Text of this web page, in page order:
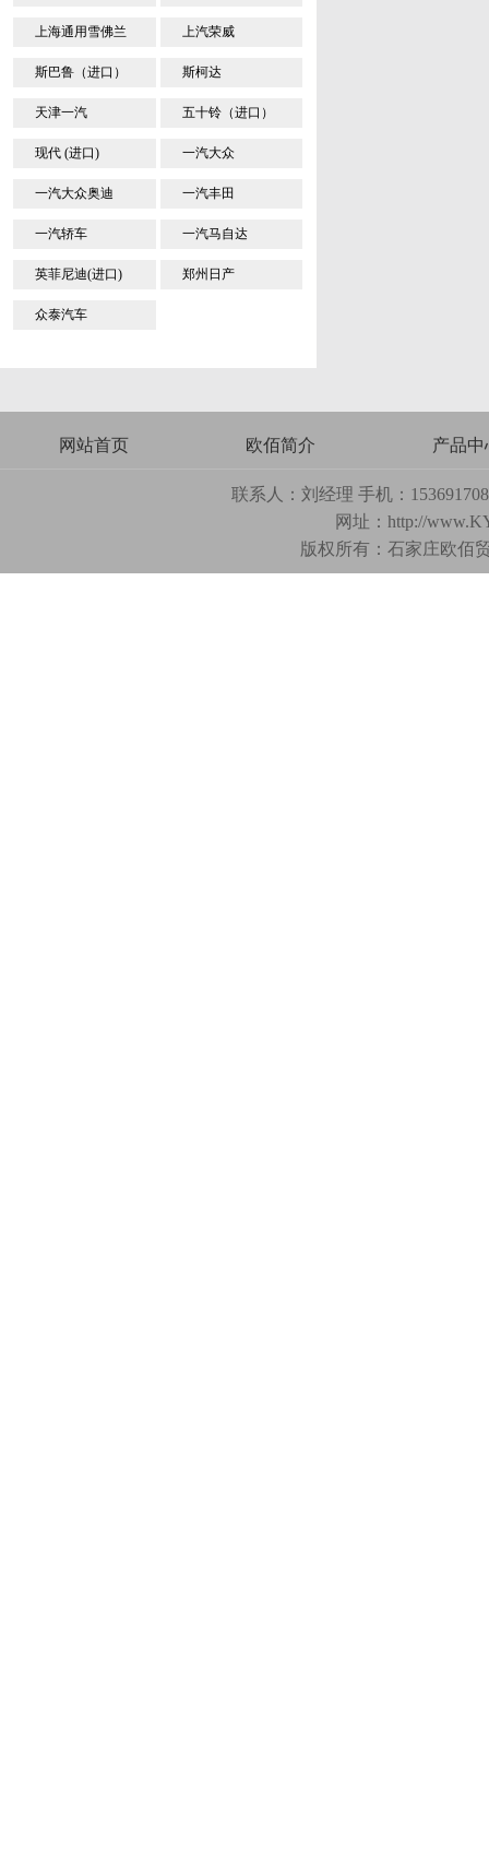
上海通用雪佛兰 上汽荣威
斯巴鲁（进口） 斯柯达
天津一汽 五十铃（进口）
现代 (进口) 一汽大众
一汽大众奥迪 一汽丰田
一汽轿车 一汽马自达
英菲尼迪(进口) 郑州日产
众泰汽车
网站首页 欧佰简介 产品中
联系人：刘经理 手机：
网址： http://
版权所有：石家庄欧佰